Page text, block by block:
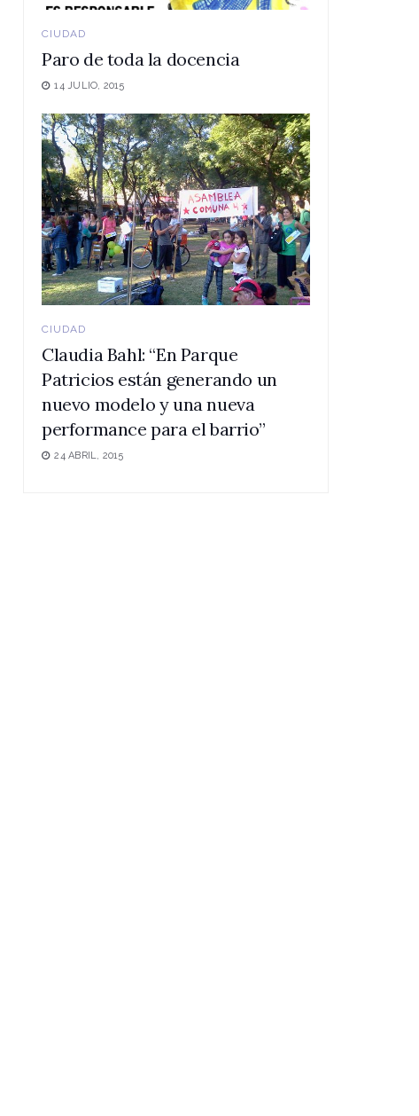
CIUDAD
Paro de toda la docencia
14 JULIO, 2015
CIUDAD
Claudia Bahl: “En Parque
Patricios están generando un
nuevo modelo y una nueva
performance para el barrio”
24 ABRIL, 2015